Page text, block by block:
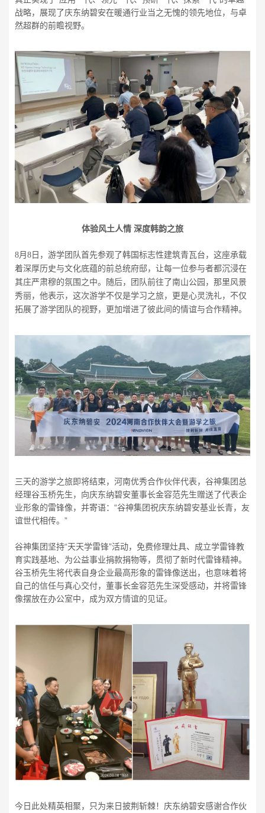
战略，展现了庆东纳碧安在暖通行业当之无愧的领先地位，与卓
然超群的前瞻视野。
体验风土人情 深度韩韵之旅
8月8日，游学团队首先参观了韩国标志性建筑青瓦台，这座承载
着深厚历史与文化底蕴的前总统府邸，让每一位参与者都沉浸在
其庄严肃穆的氛围之中。随后，团队前往了南山公园，那里风景
秀丽，他表示，这次游学不仅是学习之旅，更是心灵洗礼，不仅
拓展了游学团队的视野，更加增进了彼此间的情谊与合作精神。
三天的游学之旅即将结束，河南优秀合作伙伴代表，谷神集团总
经理谷玉桥先生，向庆东纳碧安董事长金容范先生赠送了代表企
业形象的雷锋像，并寄语：“谷神集团祝庆东纳碧安基业长青，友
谊世代相传。”
谷神集团坚持“天天学雷锋”活动，免费修理灶具、成立学雷锋教
育实践基地、为公益事业捐款捐物等，贯彻了新时代雷锋精神。
谷玉桥先生将代表自身企业最高形象的雷锋像送出，也意味着将
自己的信任与真心交付，董事长金容范先生深受感动，并将雷锋
像摆放在办公室中，成为双方情谊的见证。
今日此处精英相聚，只为来日披荆斩棘！庆东纳碧安感谢合作伙